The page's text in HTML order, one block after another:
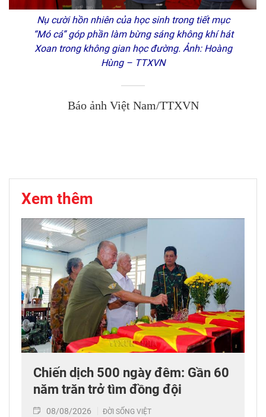
Nụ cười hồn nhiên của học sinh trong tiết mục
“Mó cá” góp phần làm bừng sáng không khí hát
Xoan trong không gian học đường. Ảnh: Hoàng
Hùng – TTXVN
Báo ảnh Việt Nam/TTXVN
Xem thêm
Chiến dịch 500 ngày đêm: Gần 60
năm trăn trở tìm đồng đội
08/08/2026 ĐỜI SỐNG VIỆT